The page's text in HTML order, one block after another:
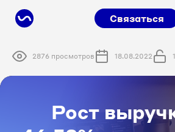
Связаться
2876 просмотров 18.08.2022
Рост